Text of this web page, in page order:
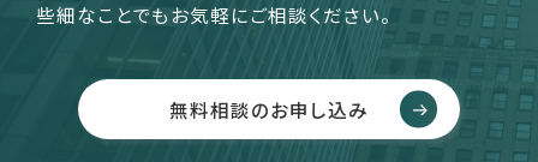
些細なことでもお気軽にご相談ください。
無料相談のお申し込み